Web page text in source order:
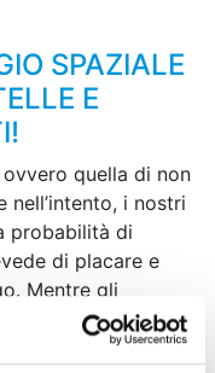
SPAZIALE
E
quella di non
nell’intento, i nostri
probabilità di
di placare e
Mentre gli
mirati a far
più violenti,